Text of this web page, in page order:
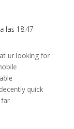
las 18:47
ur looking for
quick